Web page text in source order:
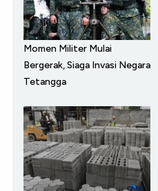
Momen Militer Mulai
Bergerak, Siaga Invasi Negara
Tetangga